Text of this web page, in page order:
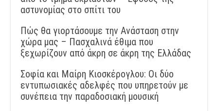
αστυνομίας στο σπίτι του
Πώς θα γιορτάσουμε την Ανάσταση στην
χώρα μας – Πασχαλινά έθιμα που
ξεχωρίζουν από άκρη σε άκρη της Ελλάδας
Σοφία και Μαίρη Κιοσκέρογλου: Οι δύο
εντυπωσιακές αδελφές που υπηρετούν με
συνέπεια την παραδοσιακή μουσική